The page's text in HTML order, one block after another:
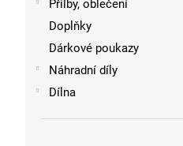
Přilby, oblečení
Doplňky
Dárkové poukazy
Náhradní díly
Dílna